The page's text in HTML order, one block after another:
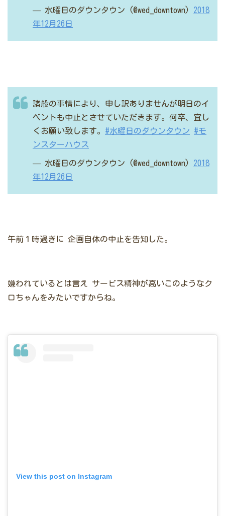
— 水曜日のダウンタウン (@wed_downtown) 2018
年12月26日
諸般の事情により、申し訳ありませんが明日のイ
ベントも中止とさせていただきます。何卒、宜し
くお願い致します。 #水曜日のダウンタウン
#モ
ンスターハウス
— 水曜日のダウンタウン (@wed_downtown) 2018
年12月26日
午前１時過ぎに 企画自体の中止を告知した。
嫌われているとは言え
サービス精神が高いこのようなク
ロちゃんをみたいですからね。
View this post on Instagram